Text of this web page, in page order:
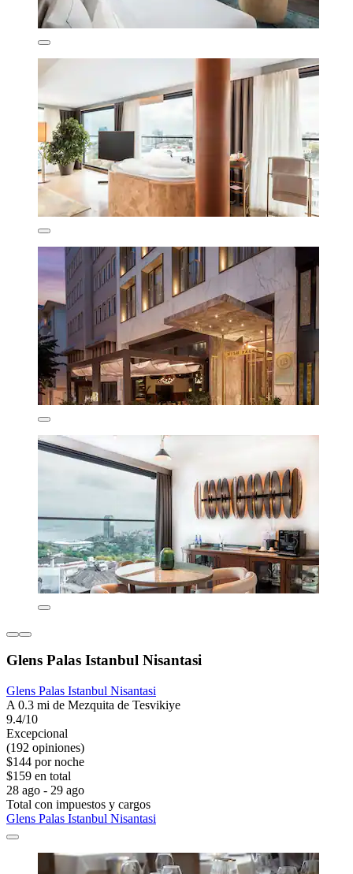
Glens Palas Istanbul Nisantasi
Glens Palas Istanbul Nisantasi
A 0.3 mi de Mezquita de Tesvikiye
9.4/10
Excepcional
(192 opiniones)
$144 por noche
$159 en total
28 ago - 29 ago
Total con impuestos y cargos
Glens Palas Istanbul Nisantasi